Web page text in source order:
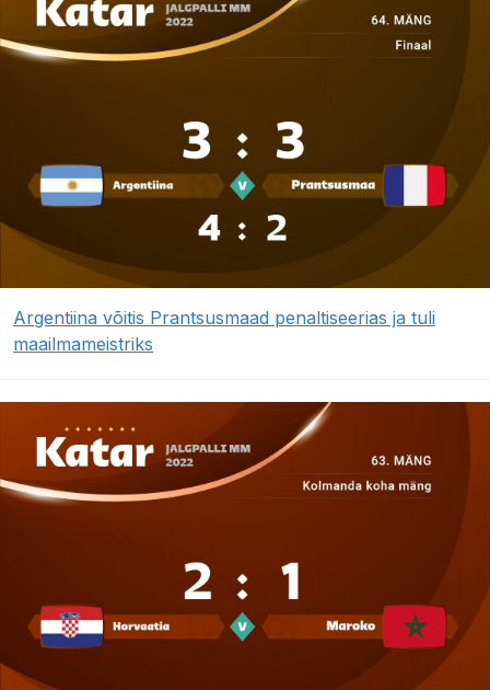
Argentiina võitis Prantsusmaad penaltiseerias ja tuli
maailmameistriks